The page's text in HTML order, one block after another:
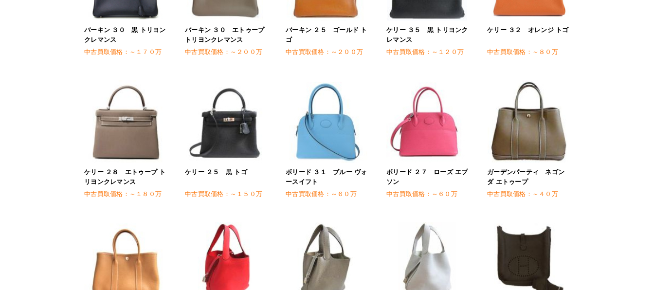
バーキン ３０ 黒 トリヨン
クレマンス
中古買取価格： ～１７０万
バーキン ３０ エトゥープ
トリヨンクレマンス
中古買取価格： ～２００万
バーキン ２５ ゴールド ト
ゴ
中古買取価格： ～２００万
ケリー ３５ 黒 トリヨンク
レマンス
中古買取価格： ～１２０万
ケリー ３２ オレンジ トゴ
中古買取価格： ～８０万
ケリー ２８ エトゥープ ト
リヨンクレマンス
中古買取価格： ～１８０万
ケリー ２５ 黒 トゴ
中古買取価格： ～１５０万
ボリード ３１ ブルー ヴォ
ースイフト
中古買取価格： ～６０万
ボリード ２７ ローズ エプ
ソン
中古買取価格： ～６０万
ガーデンパーティ ネゴン
ダ エトゥープ
中古買取価格： ～４０万